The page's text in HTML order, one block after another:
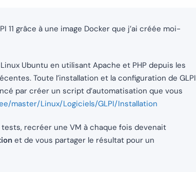
grâce à une image Docker que j’ai créée moi-
Ubuntu en utilisant Apache et PHP depuis les
Toute l’installation et la configuration de GLPI
par créer un script d’automatisation que vous
master/Linux/Logiciels/GLPI/Installation
recréer une VM à chaque fois devenait
et de vous partager le résultat pour un